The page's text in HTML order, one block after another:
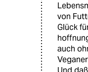
von
Glück
auch